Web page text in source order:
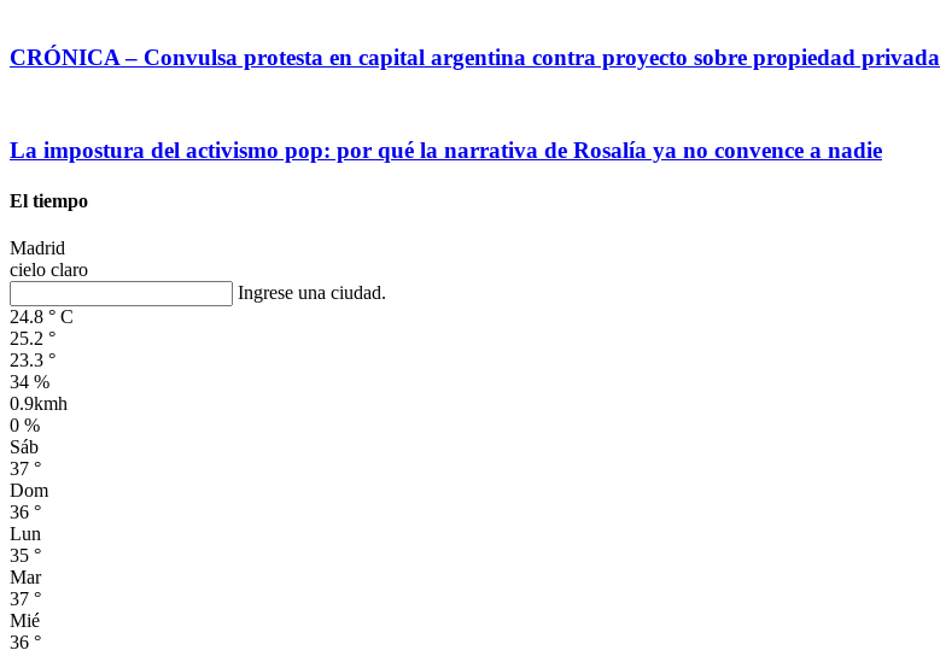
CRÓNICA – Convulsa protesta en capital argentina contra proyecto sobre propiedad privada
La impostura del activismo pop: por qué la narrativa de Rosalía ya no convence a nadie
El tiempo
Madrid
cielo claro
Ingrese una ciudad.
24.8 ° C
25.2 °
23.3 °
34 %
0.9kmh
0 %
Sáb
37 °
Dom
36 °
Lun
35 °
Mar
37 °
Mié
36 °